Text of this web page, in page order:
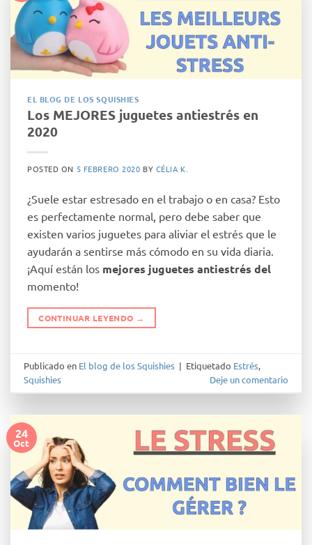
EL BLOG DE LOS SQUISHIES
Los MEJORES juguetes antiestrés en
2020
POSTED ON 5 FEBRERO 2020 BY CÉLIA K.
¿Suele estar estresado en el trabajo o en casa? Esto
es perfectamente normal, pero debe saber que
existen varios juguetes para aliviar el estrés que le
ayudarán a sentirse más cómodo en su vida diaria.
¡Aquí están los mejores juguetes antiestrés del
momento!
CONTINUAR LEYENDO →
Publicado en El blog de los Squishies | Etiquetado Estrés,
Squishies
Deje un comentario
24
Oct